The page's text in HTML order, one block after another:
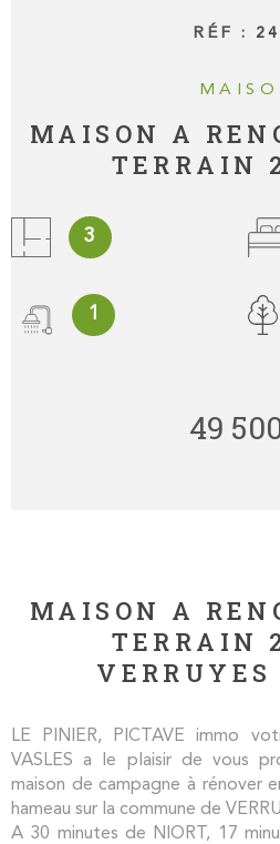
RÉF :
MAISON A
TERRAIN
3
1
49
MAISON A
TERRAIN
LE PINIER, PICTAVE immo
VASLES a le plaisir de vous
maison de campagne à rénover
hameau sur la commune de
A 30 minutes de NIORT, 17